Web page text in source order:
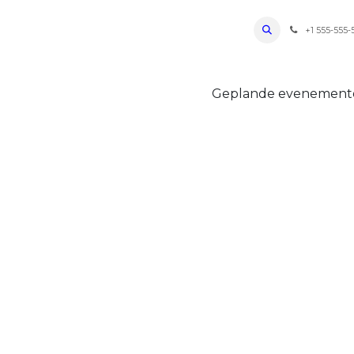
Bevoorradingen FAQ+1 555-555-
Geplande